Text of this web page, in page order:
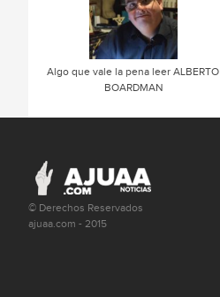
Algo que vale la pena leer ALBERTO
BOARDMAN
© Derechos Reservados
ajuaa.com - 2015